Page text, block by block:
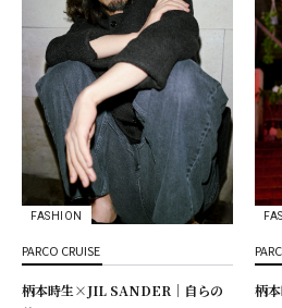
FASHION
PARCO CRUISE
柄本時生×JIL SANDER｜自らの
柄